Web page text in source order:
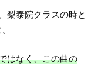
梨泰院クラスの時と
はなく、この曲の